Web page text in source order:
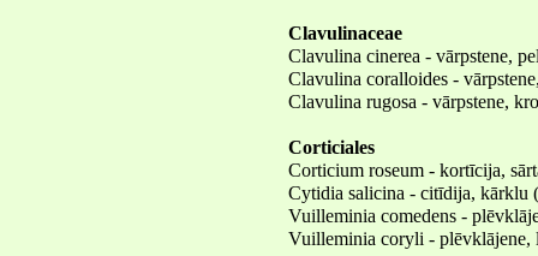
Clavulinaceae
Clavulina cinerea - vārpstene,
Clavulina coralloides -
Clavulina rugosa - vārpstene,
Corticiales
Corticium roseum - kortīcija,
Cytidia salicina - citīdija, kārklu
Vuilleminia comedens -
Vuilleminia coryli - plēvklājene,